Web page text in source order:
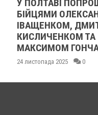
У ПОЛТАВІ
БІЙЦЯМИ
ІВАЩЕНКОМ,
КИСЛИЧЕНКОМ ТА
МАКСИМОМ
24 листопада 2025 0